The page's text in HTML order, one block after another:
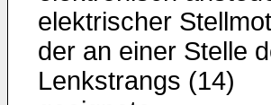
elektrischer
der an einer Stelle
Lenkstrangs (14)